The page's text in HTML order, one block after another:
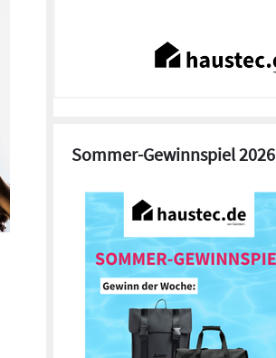
Sommer-Gewinnspiel 2026